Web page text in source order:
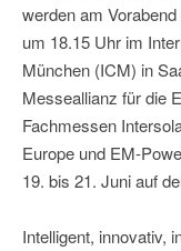
werden am
um 18.15 Uhr im
München (ICM) in
Messeallianz für die
Fachmessen
Europe und EM-
19. bis 21. Juni auf
Intelligent, innovativ,